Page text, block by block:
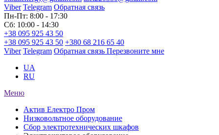
Viber Telegram Обратная связь
Пн-Пт: 8:00 - 17:30
Сб: 10:00 - 14:30
+38 095 925 43 50
+38 095 925 43 50 +380 68 216 65 40
Viber Telegram Обратная связь Перезвоните мне
UA
RU
Меню
Актив Електро Пром
Низковольтное оборудование
Сбор электротехнических шкафов